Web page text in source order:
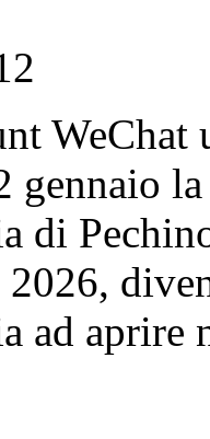
gennaio
di
ad aprire